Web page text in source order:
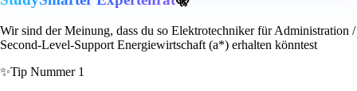
Wir sind der Meinung, dass du so Elektrotechniker für Administration /
Second-Level-Support Energiewirtschaft (a*) erhalten könntest
✨Tip Nummer 1